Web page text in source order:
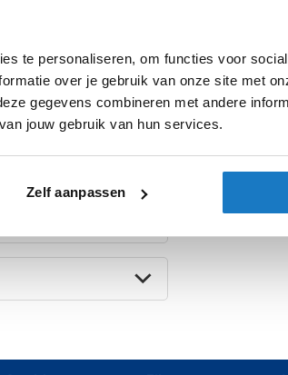
te personaliseren, om functies voor
over je gebruik van onze site met
gegevens combineren met andere
jouw gebruik van hun services.
Zelf aanpassen
cod. N-ADATT10;
do NOT require
original connections
to choose by
motorcycle); Some
(see technical data
safety regulations.
glass bearing the
and therefore
Categorie
Producttype